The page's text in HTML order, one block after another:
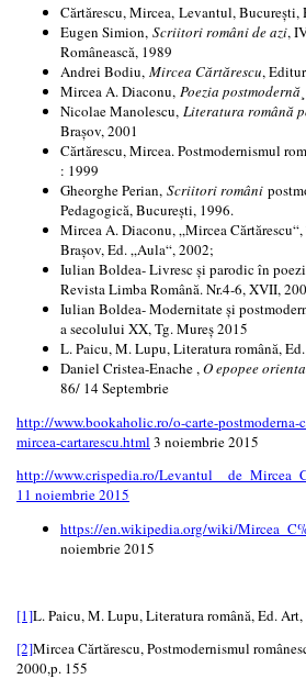
Cărtărescu, Mircea, Levantul, București,
Eugen Simion, Scriitori români de azi,
Românească, 1989
Andrei Bodiu, Mircea Cărtărescu,
Mircea A. Diaconu, Poezia postmodernă
Nicolae Manolescu, Literatura română
Brașov, 2001
Cărtărescu, Mircea. Postmodernismul
: 1999
Gheorghe Perian, Scriitori români
Pedagogică, București, 1996.
Mircea A. Diaconu, „Mircea
Brașov, Ed. „Aula“, 2002;
Iulian Boldea- Livresc și parodic în
Revista Limba Română. Nr.4-6, XVII,
Iulian Boldea- Modernitate și
a secolului XX, Tg. Mureș 2015
L. Paicu, M. Lupu, Literatura română,
Daniel Cristea-Enache ,O epopee
86/ 14 Septembrie
http://www.bookaholic.ro/o-carte-postmoderna-
mircea-cartarescu.html 3 noiembrie 2015
http://www.crispedia.ro/
11 noiembrie 2015
https://en.wikipedia.org/wiki/
noiembrie 2015
[1]L. Paicu, M. Lupu, Literatura română, Ed.
[2]Mircea Cărtărescu, Postmodernismul
2000,p. 155